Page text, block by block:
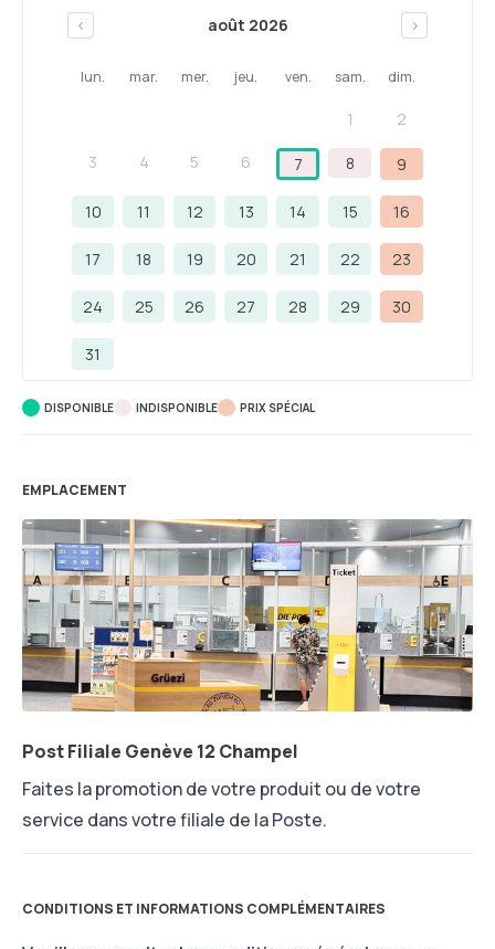
< août 2026 >
lun. mar. mer. jeu. ven. sam. dim.
1 2
3 4 5 6 7 8 9
10 11 12 13 14 15 16
17 18 19 20 21 22 23
24 25 26 27 28 29 30
31
DISPONIBLE INDISPONIBLE PRIX ​​SPÉCIAL
EMPLACEMENT
Post Filiale Genève 12 Champel
Faites la promotion de votre produit ou de votre
service dans votre filiale de la Poste.
CONDITIONS ET INFORMATIONS COMPLÉMENTAIRES